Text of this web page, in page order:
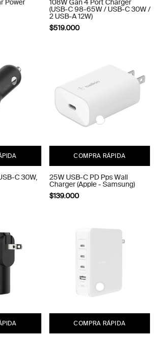
Power
108W Gan 4 Port Charger
(USB-C 98-65W / USB-C 30W /
2 USB-A 12W)
$519.000
C 30W,
COMPRA RÁPIDA
25W USB-C PD Pps Wall
Charger (Apple - Samsung)
$139.000
COMPRA RÁPIDA